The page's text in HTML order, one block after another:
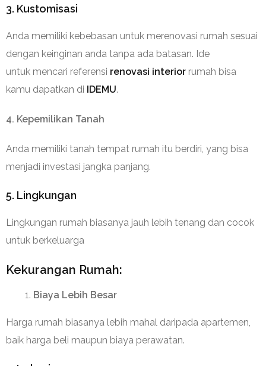
3. Kustomisasi
Anda memiliki kebebasan untuk merenovasi rumah sesuai
dengan keinginan anda tanpa ada batasan. Ide
untuk mencari referensi renovasi interior rumah bisa
kamu dapatkan di IDEMU.
4. Kepemilikan Tanah
Anda memiliki tanah tempat rumah itu berdiri, yang bisa
menjadi investasi jangka panjang.
5. Lingkungan
Lingkungan rumah biasanya jauh lebih tenang dan cocok
untuk berkeluarga
Kekurangan Rumah:
Biaya Lebih Besar
Harga rumah biasanya lebih mahal daripada apartemen,
baik harga beli maupun biaya perawatan.